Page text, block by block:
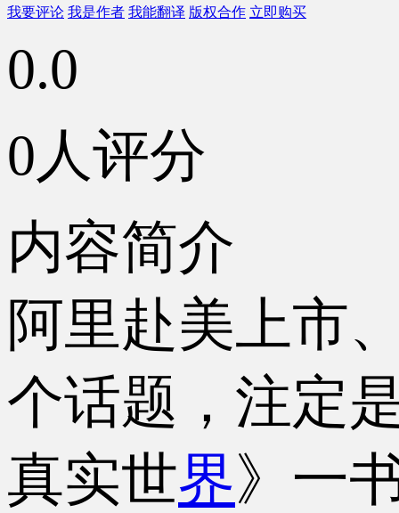
我要评论 我是作者 我能翻译 版权合作 立即购买
0.0
0人评分
内容简介
阿里赴美上市
个话题，注定
真实世界》一